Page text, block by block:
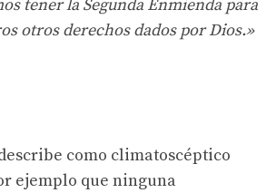
tener la Segunda Enmienda para
otros derechos dados por Dios.»
como climatoscéptico
ejemplo que ninguna